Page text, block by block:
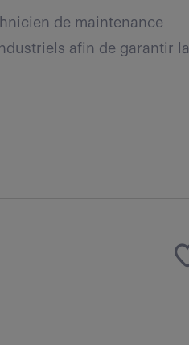
de maintenance
afin de garantir la